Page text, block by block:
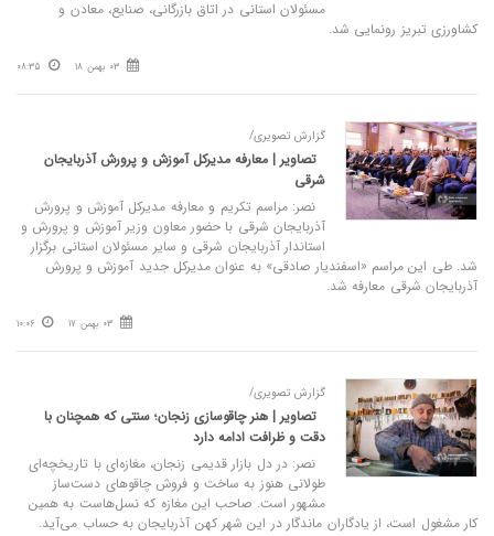
مسئولان استانی در اتاق بازرگانی، صنایع، معادن و
کشاورزی تبریز رونمایی شد.
03 بهمن 18 08:35
گزارش تصویری/
تصاویر | معارفه مدیرکل آموزش و پرورش آذربایجان
شرقی
نصر: مراسم تکریم و معارفه مدیرکل آموزش و پرورش
آذربایجان شرقی با حضور معاون وزیر آموزش و پرورش و
استاندار آذربایجان شرقی و سایر مسئولان استانی برگزار
شد. طی این مراسم «اسفندیار صادقی» به عنوان مدیرکل جدید آموزش و پرورش
آذربایجان شرقی معارفه شد.
03 بهمن 17 10:06
گزارش تصویری/
تصاویر | هنر چاقوسازی زنجان؛ سنتی که همچنان با
دقت و ظرافت ادامه دارد
نصر: در دل بازار قدیمی زنجان، مغازه‌ای با تاریخچه‌ای
طولانی هنوز به ساخت و فروش چاقوهای دست‌ساز
مشهور است. صاحب این مغازه که نسل‌هاست به همین
کار مشغول است، از یادگاران ماندگار در این شهر کهن آذربایجان به حساب می‌آید.